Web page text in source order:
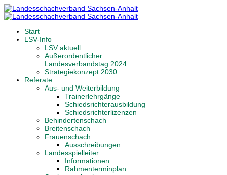
Start
LSV-Info
LSV aktuell
Außerordentlicher
Landesverbandstag 2024
Strategiekonzept 2030
Referate
Aus- und Weiterbildung
Trainerlehrgänge
Schiedsrichterausbildung
Schiedsrichterlizenzen
Behindertenschach
Breitenschach
Frauenschach
Ausschreibungen
Landesspielleiter
Informationen
Rahmenterminplan